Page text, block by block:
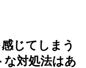
じてしまう
対処法はあ